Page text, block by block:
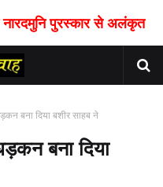
नारदमुनि पुरस्कार से अलंकृत
बना दिया बशीर साहब ने
बना दिया